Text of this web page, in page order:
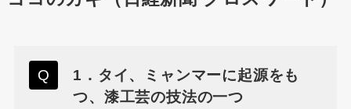
1．タイ、ミャンマーに起源をも
つ、漆工芸の技法の一つ